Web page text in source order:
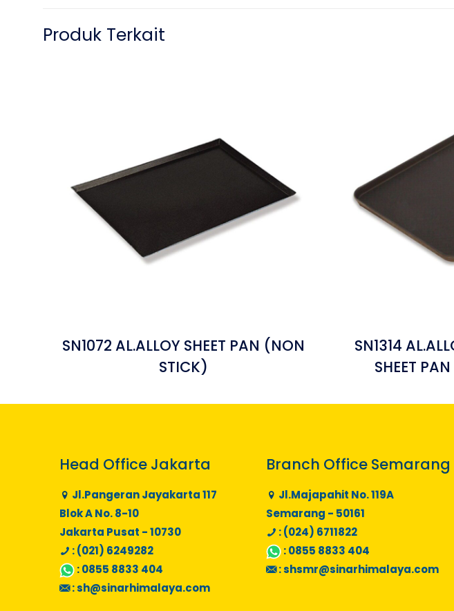
Produk Terkait
SN1072 AL.ALLOY SHEET PAN (NON
STICK)
SN1314
SHEET
Head Office Jakarta
Jl.Pangeran Jayakarta 117
Blok A No. 8-10
Jakarta Pusat - 10730
: (021) 6249282
:0855 8833 404
:sh@sinarhimalaya.com
Branch Office Semarang
Jl.Majapahit No. 119A
Semarang - 50161
: (024) 6711822
:0855 8833 404
:shsmr@sinarhimalaya.com